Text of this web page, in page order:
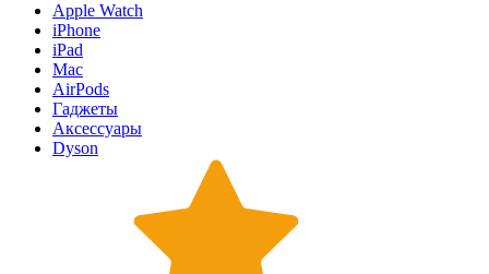
Apple Watch
iPhone
iPad
Mac
AirPods
Гаджеты
Аксессуары
Dyson